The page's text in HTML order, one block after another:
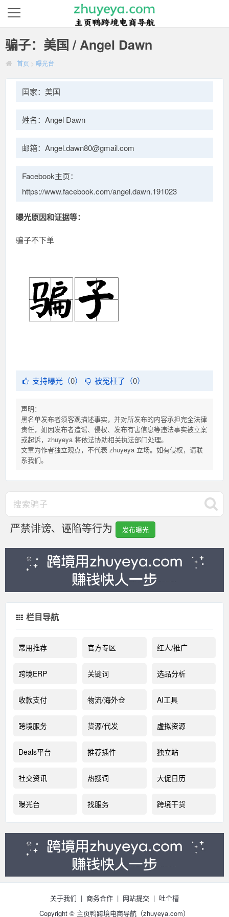
骗子：美国 / Angel Dawn
首页 > 曝光台
国家：美国
姓名：Angel Dawn
邮箱：Angel.dawn80@gmail.com
Facebook主页：
https://www.facebook.com/angel.dawn.191023
曝光原因和证据等：
骗子不下单
支持曝光（0） 被冤枉了（0）
声明：
黑名单发布者须客观描述事实，并对所发布的内容承担完全法律
责任，如因发布者造谣、侵权、发布有害信息等违法事实被立案
或起诉，zhuyeya 将依法协助相关执法部门处理。
文章为作者独立观点，不代表 zhuyeya 立场。如有侵权，请联
系我们。
严禁诽谤、诬陷等行为 发布曝光
栏目导航
常用推荐 官方专区 红人/推广
跨境ERP 关键词 选品分析
收款支付 物流/海外仓 AI工具
跨境服务 货源/代发 虚拟资源
Deals平台 推荐插件 独立站
社交资讯 热搜词 大促日历
曝光台 找服务 跨境干货
关于我们 | 商务合作 | 网站提交 | 吐个槽
Copyright © 主页鸭跨境电商导航（zhuyeya.com）